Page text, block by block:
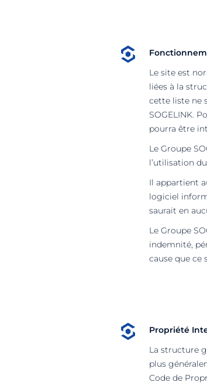
Le site est
liées à la
cette liste ne
SOGELINK.
pourra être
Le Groupe
l’utilisation
Il appartient
logiciel
saurait en
Le Groupe
indemnité,
cause que ce
Propriété
La structure
plus
Code de